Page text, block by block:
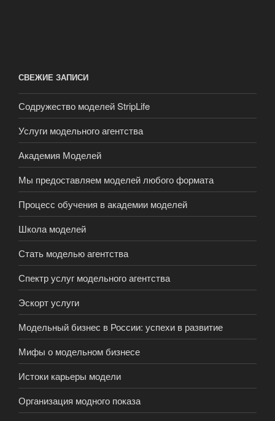
СВЕЖИЕ ЗАПИСИ
Содружество моделей StripLife
Услуги модельного агентства
Академия Моделей
Мы предоставляем моделей любого формата
Процесс обучения в академии моделей
Школа моделей
Стать моделью агентства
Спектр услуг модельного агентства
Эскорт услуги
Модельный бизнес в России: успехи в развитие
Мифы о модельном бизнесе
Истоки карьеры модели
Организация модного показа